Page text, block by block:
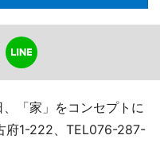
「家」をコンセプトに
府1-222、TEL076-287-